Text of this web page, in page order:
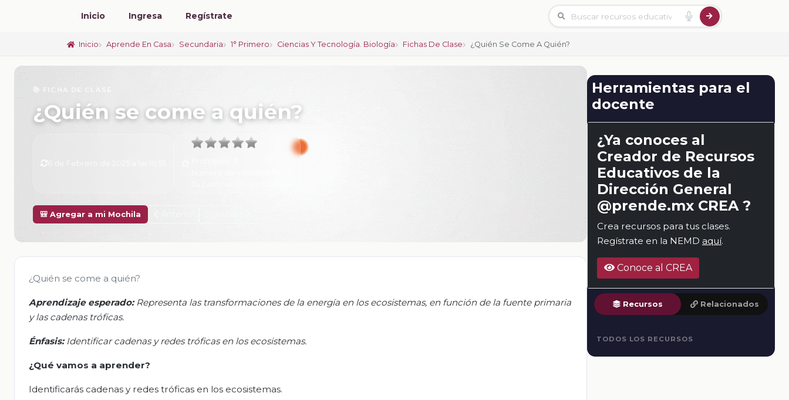
Inicio Ingresa Regístrate
Inicio Aprende En Casa Secundaria 1° Primero Ciencias Y Tecnología. Biología Fichas De Clase ¿Quién Se Come A Quién?
📚 FICHA DE CLASE
¿Quién se come a quién?
🎒 Agregar a mi Mochila
¿Quién se come a quién?
Aprendizaje esperado:Representa las transformaciones de la energía en los ecosistemas, en función de la fuente primaria
y las cadenas tróficas.
Énfasis:Identificar cadenas y redes tróficas en los ecosistemas.
¿Qué vamos a aprender?
Identificarás cadenas y redes tróficas en los ecosistemas.
Herramientas para el
docente
¿Ya conoces al
Creador de Recursos
Educativos de la
Dirección General
@prende.mx CREA ?
Crea recursos para tus clases.
Regístrate en la NEMD aquí.
Conoce al CREA
Recursos Relacionados
TODOS LOS RECURSOS